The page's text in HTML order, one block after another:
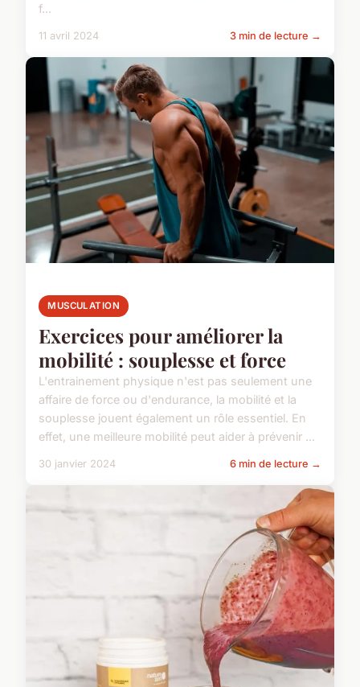
f...
11 avril 2024 3 min de lecture →
MUSCULATION
Exercices pour améliorer la
mobilité : souplesse et force
L'entrainement physique n'est pas seulement une
affaire de force ou d'endurance, la mobilité et la
souplesse jouent également un rôle essentiel. En
effet, une meilleure mobilité peut aider à prévenir ...
30 janvier 2024 6 min de lecture →